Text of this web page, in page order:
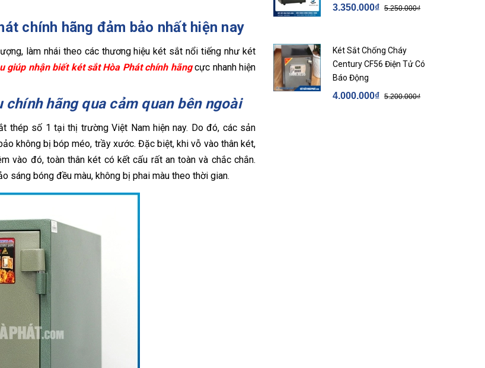
chính hãng đảm bảo nhất hiện nay
làm nhái theo các thương hiệu két sắt nổi tiếng như két
giúp nhận biết két sắt Hòa Phát chính hãngcực nhanh hiện
hãng qua cảm quan bên ngoài
số 1 tại thị trường Việt Nam hiện nay. Do đó, các sản
không bị bóp méo, trầy xước. Đặc biệt, khi vỗ vào thân két,
vào đó, toàn thân két có kết cấu rất an toàn và chắc chắn.
sáng bóng đều màu, không bị phai màu theo thời gian.
3.350.000₫ 5.250.000₫
Két Sắt Chống Cháy
Century CF56 Điện Tử Có
Báo Động
4.000.000₫ 5.200.000₫